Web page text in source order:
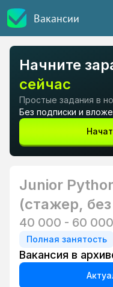
Вакансии
Начните
сейчас
Простые задания в
Без подписки и
Junior
(стажер,
40 000 - 60
Полная занятость
Вакансия в